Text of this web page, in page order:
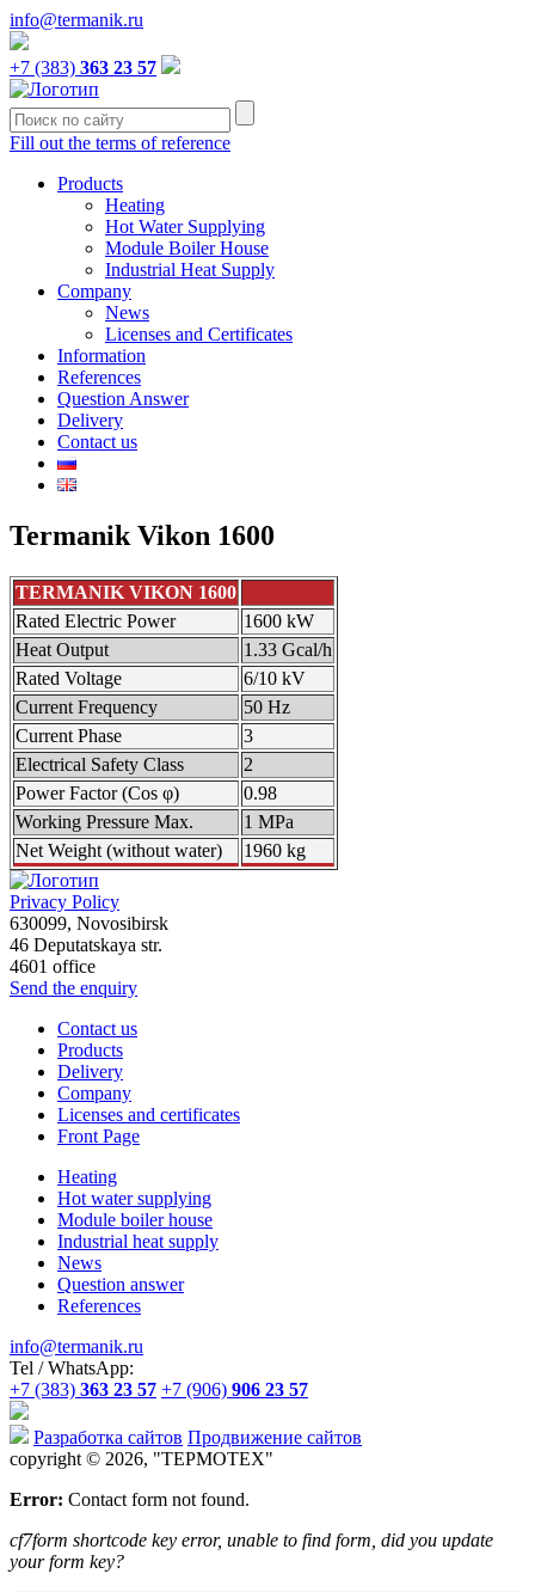
info@termanik.ru
+7 (383) 363 23 57
Fill out the terms of reference
Products
Heating
Hot Water Supplying
Module Boiler House
Industrial Heat Supply
Company
News
Licenses and Certificates
Information
References
Question Answer
Delivery
Contact us
Termanik Vikon 1600
TERMANIK VIKON 1600
Rated Electric Power
1600 kW
Heat Output
1.33 Gcal/h
Rated Voltage
6/10 kV
Current Frequency
50 Hz
Current Phase
3
Electrical Safety Class
2
Power Factor (Cos φ)
0.98
Working Pressure Max.
1 MPa
Net Weight (without water)
1960 kg
Privacy Policy
630099, Novosibirsk
46 Deputatskaya str.
4601 office
Send the enquiry
Contact us
Products
Delivery
Company
Licenses and certificates
Front Page
Heating
Hot water supplying
Module boiler house
Industrial heat supply
News
Question answer
References
info@termanik.ru
Tel / WhatsApp:
+7 (383) 363 23 57 +7 (906) 906 23 57
Разработка сайтов Продвижение сайтов
copyright © 2026, "ТЕРМОТЕХ"
Error: Contact form not found.
cf7form shortcode key error, unable to find form, did you update
your form key?